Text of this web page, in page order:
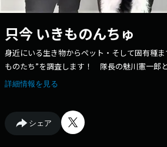
只今 いきものんちゅ
身近にいる生き物からペット・そして固有種
ものたち”を調査します！ 隊長の魅川憲一郎
関心を抱き豊かな自然を次世代へと繋いでいけ
詳細情報を見る
シェア